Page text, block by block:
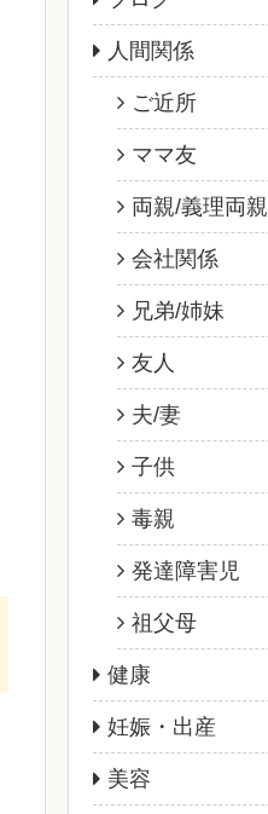
人間関係
ご近所
ママ友
両親/義理両親
会社関係
兄弟/姉妹
友人
夫/妻
子供
毒親
発達障害児
祖父母
健康
妊娠・出産
美容